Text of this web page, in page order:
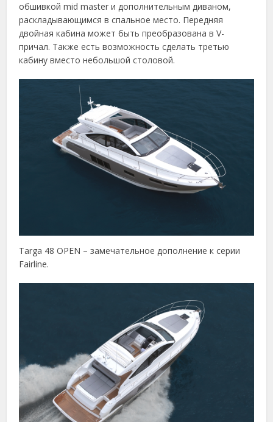
обшивкой mid master и дополнительным диваном,
раскладывающимся в спальное место. Передняя
двойная кабина может быть преобразована в V-
причал. Также есть возможность сделать третью
кабину вместо небольшой столовой.
Targa 48 OPEN – замечательное дополнение к серии
Fairline.